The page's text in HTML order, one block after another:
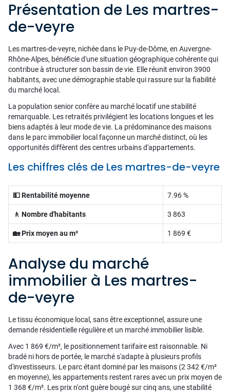
Présentation de Les martres-
de-veyre
Les martres-de-veyre, nichée dans le Puy-de-Dôme, en Auvergne-
Rhône-Alpes, bénéficie d'une situation géographique cohérente qui
contribue à structurer son bassin de vie. Elle réunit environ 3900
habitants, avec une démographie stable qui rassure sur la fiabilité
du marché local.
La population senior confère au marché locatif une stabilité
remarquable. Les retraités privilégient les locations longues et les
biens adaptés à leur mode de vie. La prédominance des maisons
dans le parc immobilier local façonne un marché distinct, où les
opportunités diffèrent des centres urbains d'appartements.
Les chiffres clés de Les martres-de-veyre
💵 Rentabilité moyenne 7.96 %
🚶 Nombre d'habitants 3 863
🏡 Prix moyen au m² 1 869 €
Analyse du marché
immobilier à Les martres-
de-veyre
Le tissu économique local, sans être exceptionnel, assure une
demande résidentielle régulière et un marché immobilier lisible.
Avec 1 869 €/m², le positionnement tarifaire est raisonnable. Ni
bradé ni hors de portée, le marché s'adapte à plusieurs profils
d'investisseurs. Le parc étant dominé par les maisons (2 342 €/m²
en moyenne), les appartements restent rares avec un prix moyen de
1 368 €/m². Les prix n'ont guère bougé sur cinq ans, une stabilité